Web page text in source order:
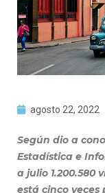
agosto 22, 2022
Según dio a
Estadística e
a julio 1.200.580
está cinco veces